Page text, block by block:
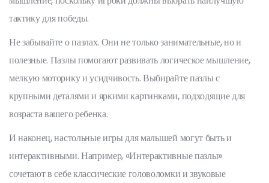
тактику для победы.
Не забывайте о пазлах. Они не только занимательные, но и
полезные. Пазлы помогают развивать логическое мышление,
мелкую моторику и усидчивость. Выбирайте пазлы с
крупными деталями и яркими картинками, подходящие для
возраста вашего ребенка.
И наконец, настольные игры для малышей могут быть и
интерактивными. Например, «Интерактивные пазлы»
сочетают в себе классические головоломки и звуковые